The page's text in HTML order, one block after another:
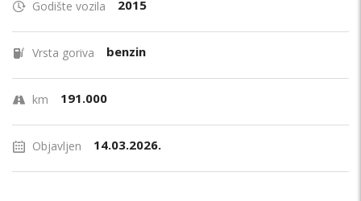
Godište vozila 2015
Vrsta goriva benzin
km 191.000
Objavljen 14.03.2026.